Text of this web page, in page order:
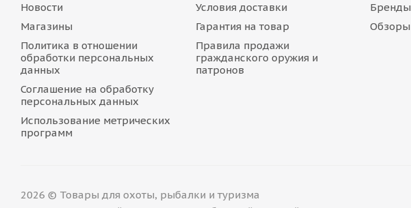
Новости
Магазины
Политика в отношении
обработки персональных
данных
Соглашение на обработку
персональных данных
Использование метрических
программ
Условия доставки
Гарантия на товар
Правила продажи
гражданского оружия и
патронов
Бренды
Обзоры
2026 © Товары для охоты, рыбалки и туризма